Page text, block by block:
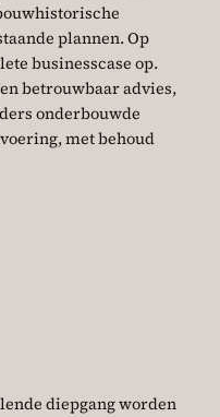
plannen. Op
businesscase op.
betrouwbaar advies,
onderbouwde
met behoud
diepgang worden